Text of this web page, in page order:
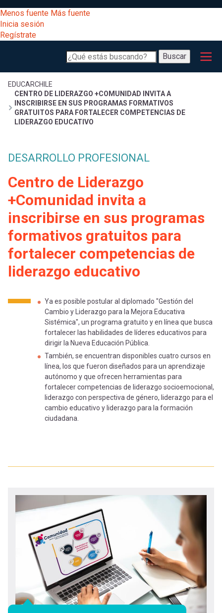
al
contenido
principal
[Educarchile
Escritorio]
Menú
a
mi
cuenta
Menos fuente Más fuente
Inicia sesión
Regístrate
Buscar
Buscar
Menú
principal
Desarrollo
Expand
Gestión
curricular
Expand
Exploración
[Educarchile
Mobile]
Menú
entrar
cuenta
Inicia
sesión
Regístrate
Sobrescribir
enlaces
de
ayuda
a
la
navegación
EDUCARCHILE
CENTRO DE LIDERAZGO +COMUNIDAD INVITA A
INSCRIBIRSE EN SUS PROGRAMAS FORMATIVOS
GRATUITOS PARA FORTALECER COMPETENCIAS DE
LIDERAZGO EDUCATIVO
DESARROLLO PROFESIONAL
Centro de Liderazgo
+Comunidad invita a
inscribirse en sus programas
formativos gratuitos para
fortalecer competencias de
liderazgo educativo
Ya es posible postular al diplomado "Gestión del
Cambio y Liderazgo para la Mejora Educativa
Sistémica", un programa gratuito y en línea que busca
fortalecer las habilidades de líderes educativos para
dirigir la Nueva Educación Pública.
También, se encuentran disponibles cuatro cursos en
línea, los que fueron diseñados para un aprendizaje
autónomo y que ofrecen herramientas para
fortalecer competencias de liderazgo socioemocional,
liderazgo con perspectiva de género, liderazgo para el
cambio educativo y liderazgo para la formación
ciudadana.
Inicia sesión.